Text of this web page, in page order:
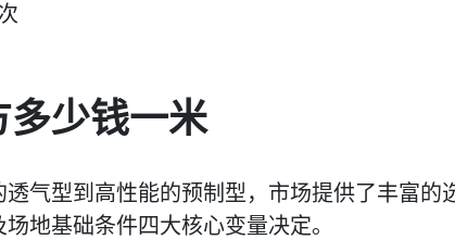
少钱一米
气型到高性能的预制型，市场提供了丰富的
地基础条件四大核心变量决定。